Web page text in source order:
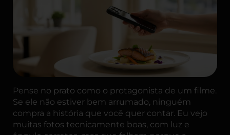
Pense no prato como o protagonista de um filme.
Se ele não estiver bem arrumado, ninguém
compra a história que você quer contar. Eu vejo
muitas fotos tecnicamente boas, com luz e